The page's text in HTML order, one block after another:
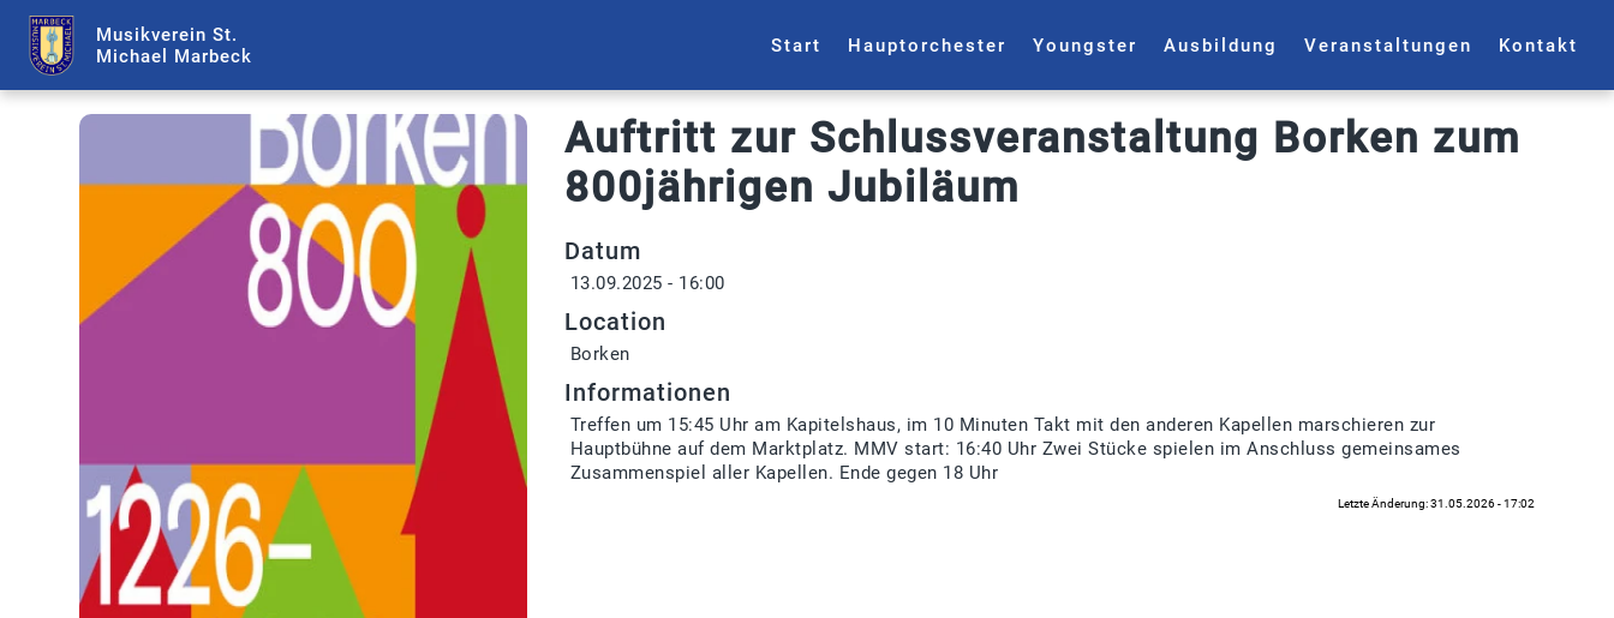
Musikverein St.
Michael Marbeck
Start Hauptorchester Youngster Ausbildung Veranstaltungen Kontakt
Auftritt zur Schlussveranstaltung Borken zum
800jährigen Jubiläum
Datum
13.09.2025 - 16:00
Location
Borken
Informationen
Treffen um 15:45 Uhr am Kapitelshaus, im 10 Minuten Takt mit den anderen Kapellen marschieren zur
Hauptbühne auf dem Marktplatz. MMV start: 16:40 Uhr Zwei Stücke spielen im Anschluss gemeinsames
Zusammenspiel aller Kapellen. Ende gegen 18 Uhr
Letzte Änderung: 31.05.2026 - 17:02